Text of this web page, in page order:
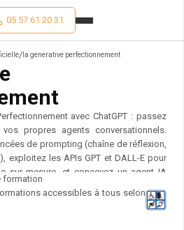
05 57 61 20 31
/ Ia generative perfectionnement
avec ChatGPT : passez
propres agents conversationnels.
de prompting (chaîne de réflexion,
exploitez les APIs GPT et DALL-E pour
sur mesure, et concevez un agent IA
objectifs métier. Vous découvrirez
vos processus avec Make, les
conditionnels. La formation s’appuie
formation
accessibles à tous selon